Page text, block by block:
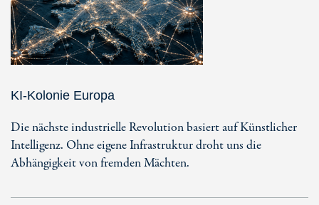
KI-Kolonie Europa
Die nächste industrielle Revolution basiert auf Künstlicher
Intelligenz. Ohne eigene Infrastruktur droht uns die
Abhängigkeit von fremden Mächten.